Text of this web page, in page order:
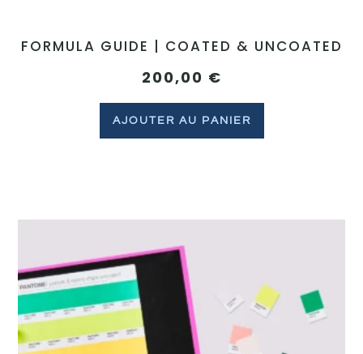
FORMULA GUIDE | COATED & UNCOATED
200,00 €
AJOUTER AU PANIER